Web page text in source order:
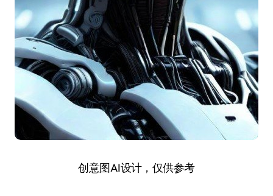
创意图AI设计，仅供参考